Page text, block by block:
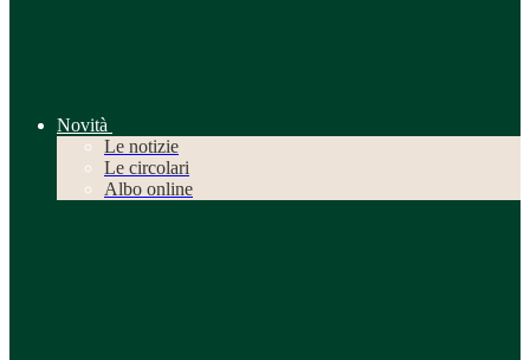
Novità
Le notizie
Le circolari
Albo online